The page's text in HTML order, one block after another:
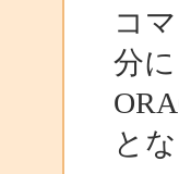
コ
分に
と